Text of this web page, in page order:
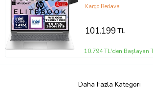
Intel® Aı Boost 16"
Bilgisayar
Kargo Bedava
101.199TL
10.794 TL'den Başlayan
Daha Fazla Kategori